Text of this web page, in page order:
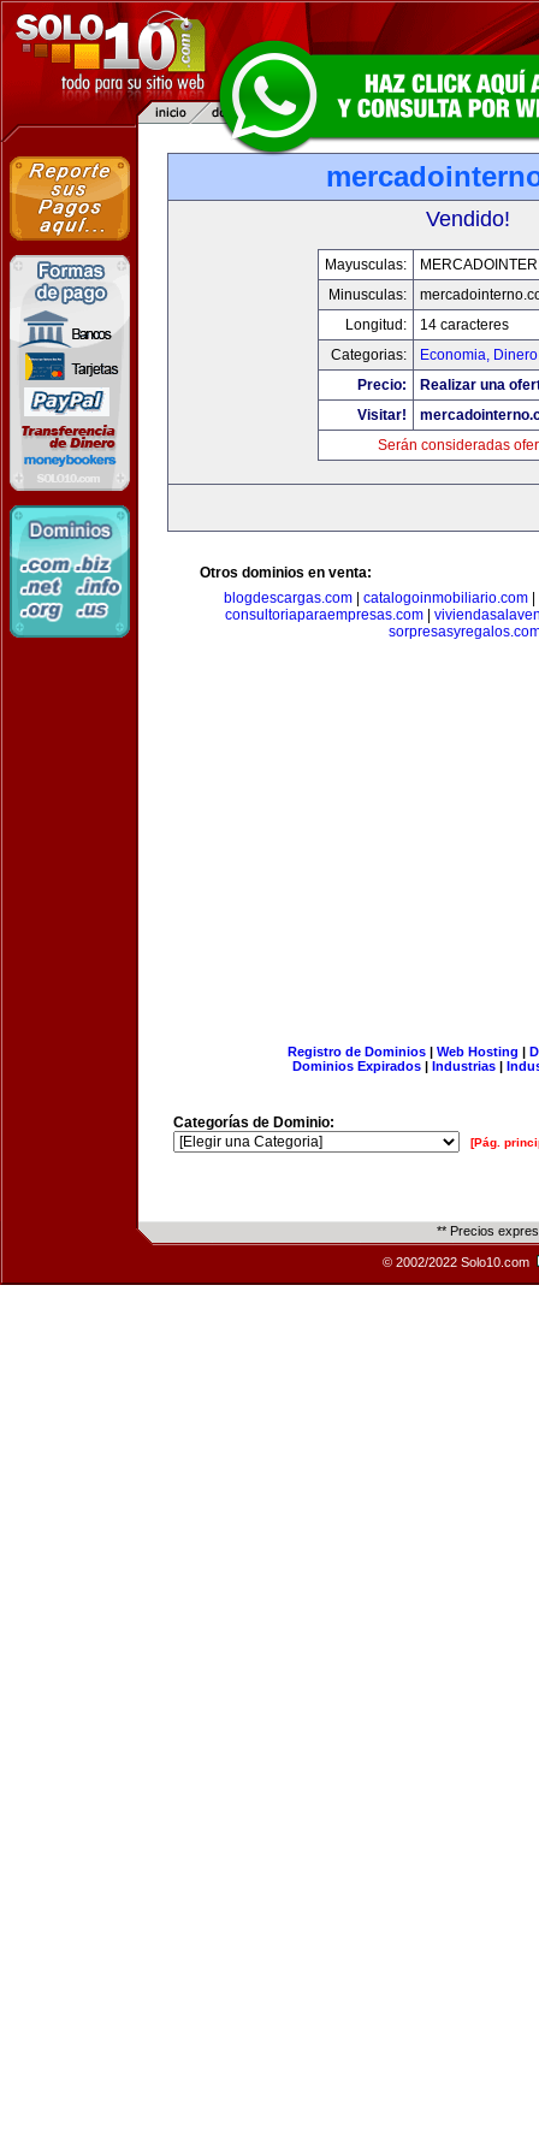
Vendido!
Mayusculas:
Minusculas:
Longitud:
14 caracteres
Categorias:
Economia,
Precio:
Realizar una
Visitar!
Serán consideradas
Otros dominios en venta:
blogdescargas.com| catalogoinmobiliario.com|
consultoriaparaempresas.com|
Registro de Dominios| Web Hosting |
Dominios Expirados | Industrias |
Categorías de Dominio:
[Pág.
** Precios
© 2002/2022 Solo10.com